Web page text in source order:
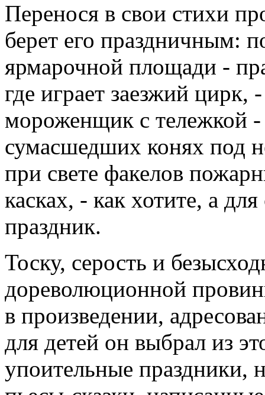
Перенося в свои стихи
берет его праздничным:
ярмарочной площади -
где играет заезжий цирк,
мороженщик с тележкой -
сумасшедших конях под
при свете факелов
касках, - как хотите, а
праздник.
Тоску, серость и
дореволюционной
в произведении,
для детей он выбрал из
упоительные праздники,